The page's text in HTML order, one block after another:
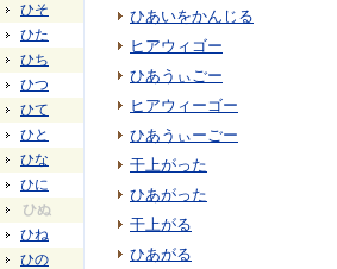
ひそ
ひた
ひち
ひつ
ひて
ひと
ひな
ひに
ひぬ
ひね
ひの
ひあいをかんじる
ヒアウィゴー
ひあうぃごー
ヒアウィーゴー
ひあうぃーごー
干上がった
ひあがった
干上がる
ひあがる